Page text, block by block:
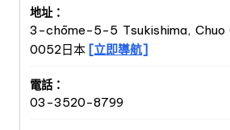
地址：
3-chōme-5-5 Tsukishima, Chuo
0052日本 [立即導航]
電話：
03-3520-8799